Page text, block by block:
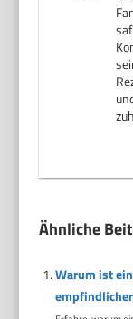
Ähnliche
Warum ist